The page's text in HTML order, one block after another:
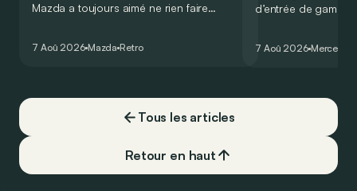
Mazda a toujours aimé ne rien faire
de la plus belle des manières…
7 Aoû 2026 Mazda Retro
d’entrée de
moins…
7 Aoû 2026 Mercedes
Tous les articles
Retour en haut